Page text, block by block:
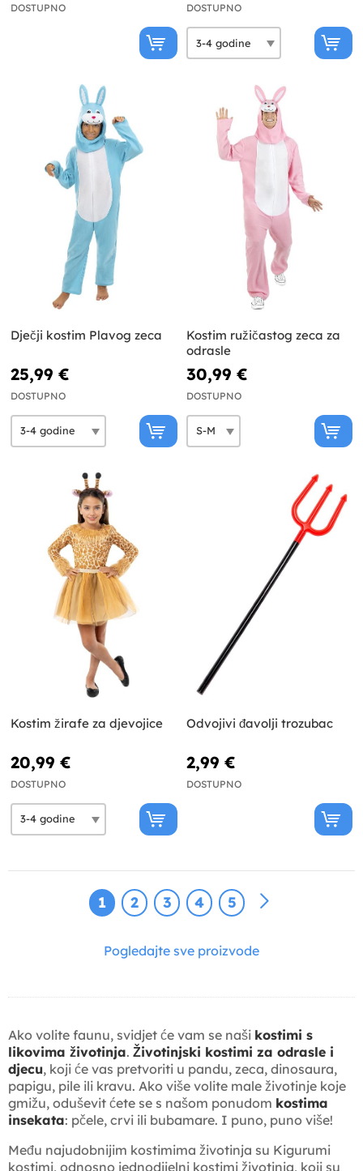
DOSTUPNO DOSTUPNO
Dječji kostim Plavog zeca
25,99 €
DOSTUPNO
Kostim ružičastog zeca za
odrasle
30,99 €
DOSTUPNO
Kostim žirafe za djevojice
20,99 €
DOSTUPNO
Odvojivi đavolji trozubac
2,99 €
DOSTUPNO
1 2 3 4 5
Pogledajte sve proizvode
Ako volite faunu, svidjet će vam se naši kostimi s
likovima životinja. Životinjski kostimi za odrasle i
djecu, koji će vas pretvoriti u pandu, zeca, dinosaura,
papigu, pile ili kravu. Ako više volite male životinje koje
gmižu, oduševit ćete se s našom ponudom kostima
insekata: pčele, crvi ili bubamare. I puno, puno više!
Među najudobnijim kostimima životinja su Kigurumi
kostimi, odnosno jednodijelni kostimi životinja, koji su